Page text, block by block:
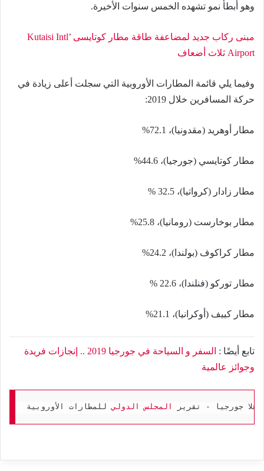
وهو أبطأ نمو تشهده الخمس سنوات الأخيرة.
مبنى ركاب جديد لمضاعفة طاقة مطار كوتايسى Kutaisi Intl’
Airport ثلاث أضعاف
وفيما يلي قائمة المطارات الأوروبية التي سجلت أعلى زيادة في
حركة المسافرين خلال 2019:
مطار أوهريد (مقدونيا)، 72.1%
مطار كوتايسي (جورجيا)، 44.6%
مطار زادار (كرواتيا)، 32.5 %
مطار بوخارست (رومانيا)، 25.8%
مطار كراكوف (بولندا)، 24.2%
مطار توركو (فنلندا)، 22.6 %
مطار كييف (أوكرانيا)، 21.1%
تابع أيضًا :
السفر و السياحة في جورجيا 2019 .. إنجازات فريدة
وجوائز عالمية
هلا جورجيا - تقرير المجلس الدولي للمطارات الأوروبية